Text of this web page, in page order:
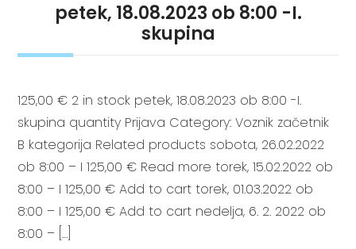
petek, 18.08.2023 ob 8:00 -I.
skupina
125,00 € 2 in stock petek, 18.08.2023 ob 8:00 -I.
skupina quantity Prijava Category: Voznik začetnik
B kategorija Related products sobota, 26.02.2022
ob 8:00 – I 125,00 € Read more torek, 15.02.2022 ob
8:00 – I 125,00 € Add to cart torek, 01.03.2022 ob
8:00 – I 125,00 € Add to cart nedelja, 6. 2. 2022 ob
8:00 – […]